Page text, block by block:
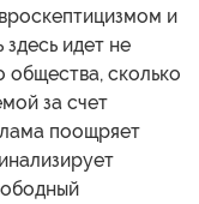
и
идет не
сколько
за счет
поощряет